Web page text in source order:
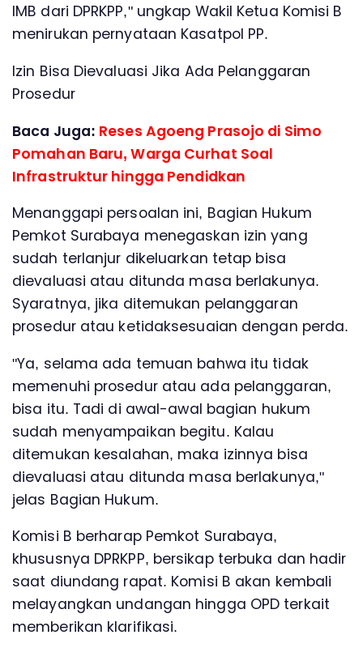
IMB dari DPRKPP," ungkap Wakil Ketua Komisi B
menirukan pernyataan Kasatpol PP.
Izin Bisa Dievaluasi Jika Ada Pelanggaran
Prosedur
Baca Juga: Reses Agoeng Prasojo di Simo
Pomahan Baru, Warga Curhat Soal
Infrastruktur hingga Pendidkan
Menanggapi persoalan ini, Bagian Hukum
Pemkot Surabaya menegaskan izin yang
sudah terlanjur dikeluarkan tetap bisa
dievaluasi atau ditunda masa berlakunya.
Syaratnya, jika ditemukan pelanggaran
prosedur atau ketidaksesuaian dengan perda.
"Ya, selama ada temuan bahwa itu tidak
memenuhi prosedur atau ada pelanggaran,
bisa itu. Tadi di awal-awal bagian hukum
sudah menyampaikan begitu. Kalau
ditemukan kesalahan, maka izinnya bisa
dievaluasi atau ditunda masa berlakunya,"
jelas Bagian Hukum.
Komisi B berharap Pemkot Surabaya,
khususnya DPRKPP, bersikap terbuka dan hadir
saat diundang rapat. Komisi B akan kembali
melayangkan undangan hingga OPD terkait
memberikan klarifikasi.